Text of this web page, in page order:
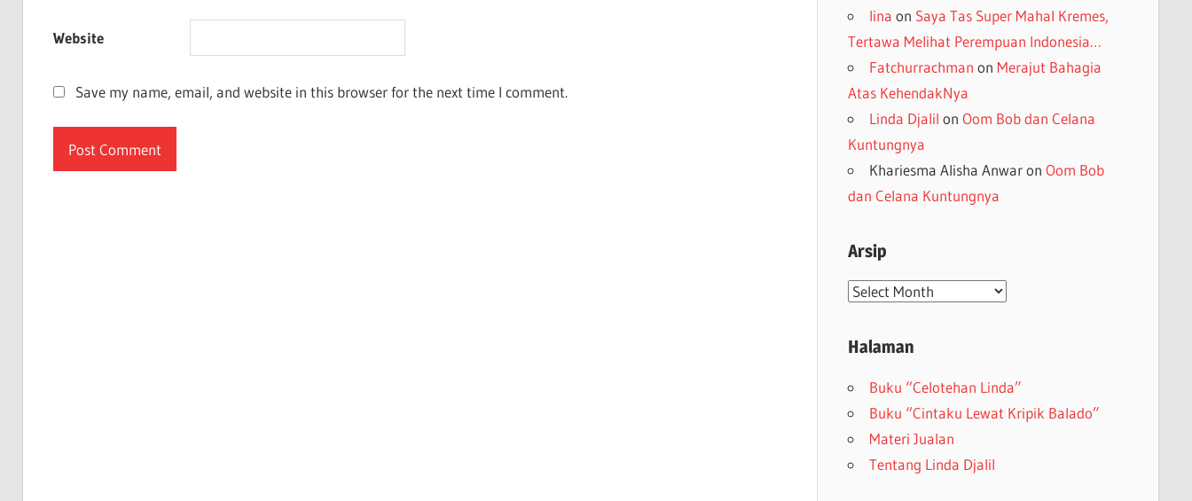
Website
Save my name, email, and website in this browser for the next time I comment.
lina on Saya Tas Super Mahal Kremes,
Tertawa Melihat Perempuan Indonesia…
Fatchurrachman on Merajut Bahagia
Atas KehendakNya
Linda Djalil on Oom Bob dan Celana
Kuntungnya
Khariesma Alisha Anwaron Oom Bob
dan Celana Kuntungnya
Arsip
Arsip
Halaman
Buku “Celotehan Linda”
Buku “Cintaku Lewat Kripik Balado”
Materi Jualan
Tentang Linda Djalil